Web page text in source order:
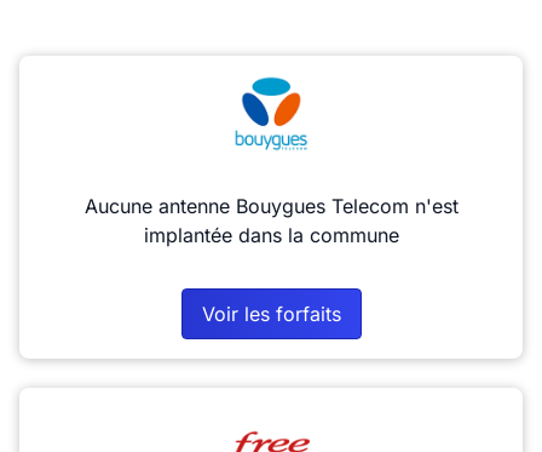
Aucune antenne Bouygues Telecom n'est
implantée dans la commune
Voir les forfaits